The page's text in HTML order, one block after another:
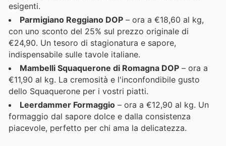
esigenti.
Parmigiano Reggiano DOP – ora a €18,60 al kg,
con uno sconto del 25% sul prezzo originale di
€24,90. Un tesoro di stagionatura e sapore,
indispensabile sulle tavole italiane.
Mambelli Squaquerone di Romagna DOP – ora a
€11,90 al kg. La cremosità e l'inconfondibile gusto
dello Squaquerone per i vostri piatti.
Leerdammer Formaggio – ora a €12,90 al kg. Un
formaggio dal sapore dolce e dalla consistenza
piacevole, perfetto per chi ama la delicatezza.